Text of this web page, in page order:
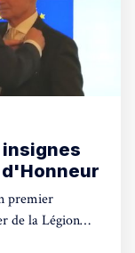
insignes
d'Honneur
premier
de la Légion